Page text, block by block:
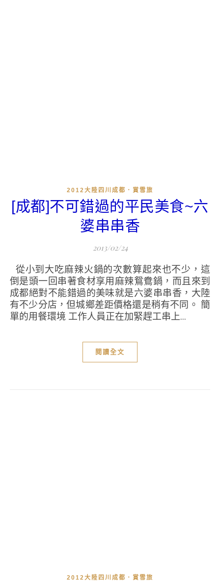
2012大陸四川成都．賞雪旅
[成都]不可錯過的平民美食~六
婆串串香
2013/02/24
從小到大吃麻辣火鍋的次數算起來也不少，這
倒是頭一回串著食材享用麻辣鴛鴦鍋，而且來到
成都絕對不能錯過的美味就是六婆串串香，大陸
有不少分店，但城鄉差距價格還是稍有不同。 簡
單的用餐環境 工作人員正在加緊趕工串上...
閱讀全文
2012大陸四川成都．賞雪旅